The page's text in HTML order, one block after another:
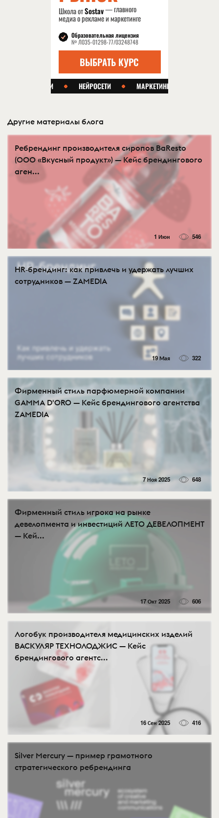
Другие материалы блога
Ребрендинг производителя сиропов BaResto
(ООО «Вкусный продукт») — Кейс брендингового
аген...
1 Июн 546
HR‑брендинг: как привлечь и удержать лучших
сотрудников — ZAMEDIA
19 Мая 322
Фирменный стиль парфюмерной компании
GAMMA D'ORO — Кейс брендингового агентства
ZAMEDIA
7 Ноя 2025 648
Фирменный стиль игрока на рынке
девелопмента и инвестиций ЛЕТО ДЕВЕЛОПМЕНТ
— Кей...
17 Окт 2025 606
Логобук производителя медицинских изделий
ВАСКУЛЯР ТЕХНОЛОДЖИС — Кейс
брендингового агентс...
16 Сен 2025 416
Silver Mercury — пример грамотного
стратегического ребрендинга